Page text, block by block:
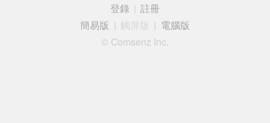
登錄
註冊
簡易版
觸屏版
電腦版
© Comsenz Inc.